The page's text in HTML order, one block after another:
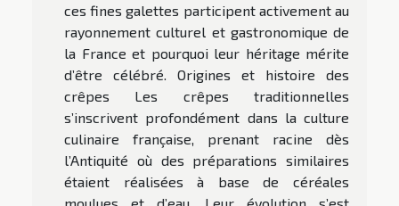
ces fines galettes participent activement au
rayonnement culturel et gastronomique de
la France et pourquoi leur héritage mérite
d’être célébré. Origines et histoire des
crêpes Les crêpes traditionnelles
s’inscrivent profondément dans la culture
culinaire française, prenant racine dès
l’Antiquité où des préparations similaires
étaient réalisées à base de céréales